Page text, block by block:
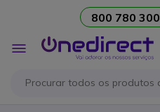
800 780 300
Alternar
Nav